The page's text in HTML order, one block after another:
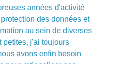
années d'activité
des données et
au sein de diverses
petites, j'ai toujours
avons enfin besoin